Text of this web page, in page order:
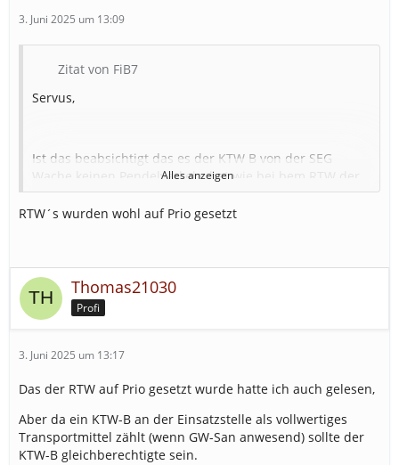
3. Juni 2025 um 13:09
Zitat von FiB7
Servus,
Ist das beabsichtigt das es der KTW B von der SEG
Wache keinen Pendelverkehr hat wie bei bem RTW der
ja den Verletzten in das Krankenhaus fährt und dann
wieder zum Einsatz zurück kommt.
RTW fährt zum Einsatz holt sich den Patienten und fährt
dann in das Krankenhaus und liefert den Patienten ab.
Er fährt dann auch gleich wieder zum Einsatz zurück.
und fährt dann in das Krankenhaus und liefert den
zurück. Ist das eventuelle in Fehler?
Alles anzeigen
RTW´s wurden wohl auf Prio gesetzt
Thomas21030
Profi
3. Juni 2025 um 13:17
Das der RTW auf Prio gesetzt wurde hatte ich auch gelesen,
Aber da ein KTW-B an der Einsatzstelle als vollwertiges
Transportmittel zählt (wenn GW-San anwesend) sollte der
KTW-B gleichberechtigte sein.